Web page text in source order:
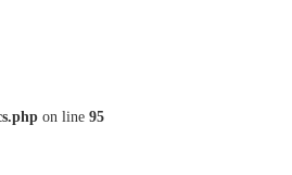
on line 95